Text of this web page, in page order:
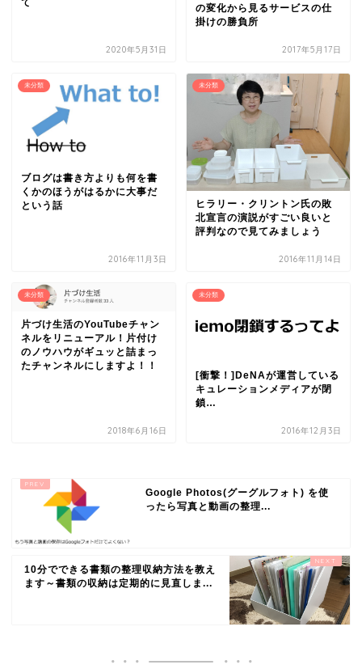
て
2020年5月31日
の変化から見るサービスの仕
掛けの勝負所
2017年5月17日
未分類
ブログは書き方よりも何を書
くかのほうがはるかに大事だ
という話
2016年11月3日
未分類
ヒラリー・クリントン氏の敗
北宣言の演説がすごい良いと
評判なので見てみましょう
2016年11月14日
未分類
片づけ生活のYouTubeチャン
ネルをリニューアル！片付け
のノウハウがギュッと詰まっ
たチャンネルにしますよ！！
2018年6月16日
未分類
[衝撃！]DeNAが運営している
キュレーションメディアが閉
鎖…
2016年12月3日
Google Photos(グーグルフォト) を使
ったら写真と動画の整理...
10分でできる書類の整理収納方法を教え
ます～書類の収納は定期的に見直しま...